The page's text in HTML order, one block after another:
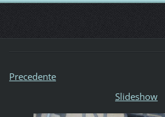
Precedente
Slideshow